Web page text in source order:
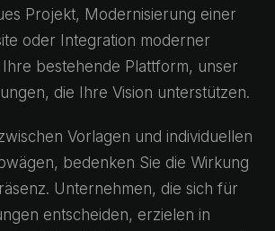
Projekt, Modernisierung einer
oder Integration moderner
bestehende Plattform, unser
die Ihre Vision unterstützen.
Vorlagen und individuellen
bedenken Sie die Wirkung
Unternehmen, die sich für
entscheiden, erzielen in